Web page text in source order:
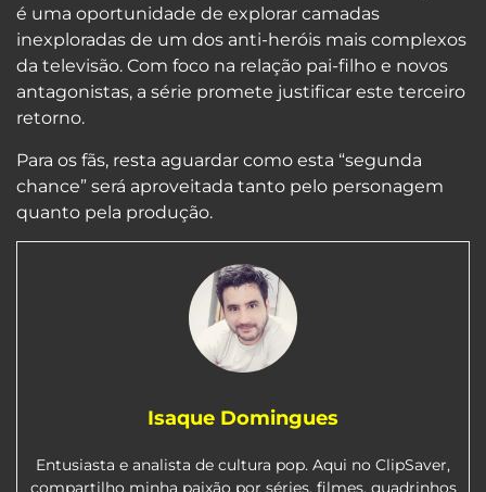
é uma oportunidade de explorar camadas
inexploradas de um dos anti-heróis mais complexos
da televisão. Com foco na relação pai-filho e novos
antagonistas, a série promete justificar este terceiro
retorno.
Para os fãs, resta aguardar como esta “segunda
chance” será aproveitada tanto pelo personagem
quanto pela produção.
Isaque Domingues
Entusiasta e analista de cultura pop. Aqui no ClipSaver,
compartilho minha paixão por séries, filmes, quadrinhos